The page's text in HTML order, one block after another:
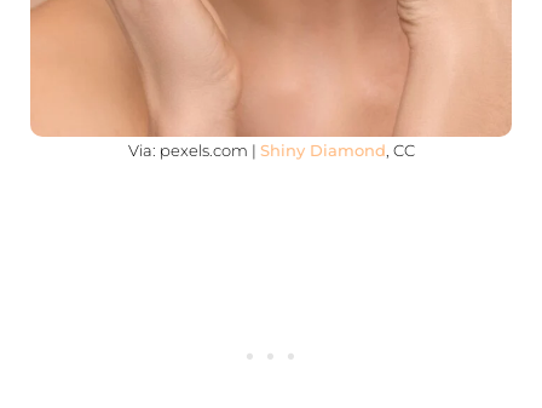
Via: pexels.com | Shiny Diamond, CC